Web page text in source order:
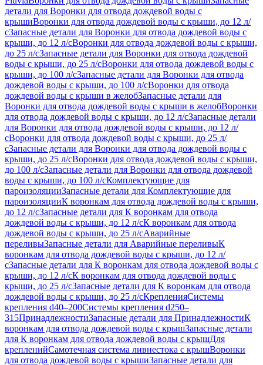
детали для Воронки для отвода дождевой воды с
крышиВоронки для отвода дождевой воды с крыши, до 12 л/
сЗапасные детали для Воронки для отвода дождевой воды с
крыши, до 12 л/сВоронки для отвода дождевой воды с крыши,
до 25 л/сЗапасные детали для Воронки для отвода дождевой
воды с крыши, до 25 л/сВоронки для отвода дождевой воды с
крыши, до 100 л/сЗапасные детали для Воронки для отвода
дождевой воды с крыши, до 100 л/сВоронки для отвода
дождевой воды с крыши в желобЗапасные детали для
Воронки для отвода дождевой воды с крыши в желобВоронки
для отвода дождевой воды с крыши, до 12 л/сЗапасные детали
для Воронки для отвода дождевой воды с крыши, до 12 л/
сВоронки для отвода дождевой воды с крыши, до 25 л/
сЗапасные детали для Воронки для отвода дождевой воды с
крыши, до 25 л/сВоронки для отвода дождевой воды с крыши,
до 100 л/сЗапасные детали для Воронки для отвода дождевой
воды с крыши, до 100 л/сКомплектующие для
пароизоляцииЗапасные детали для Комплектующие для
пароизоляцииК воронкам для отвода дождевой воды с крыши,
до 12 л/сЗапасные детали для К воронкам для отвода
дождевой воды с крыши, до 12 л/сК воронкам для отвода
дождевой воды с крыши, до 25 л/сАварийные
переливыЗапасные детали для Аварийные переливыК
воронкам для отвода дождевой воды с крыши, до 12 л/
сЗапасные детали для К воронкам для отвода дождевой воды с
крыши, до 12 л/сК воронкам для отвода дождевой воды с
крыши, до 25 л/сЗапасные детали для К воронкам для отвода
дождевой воды с крыши, до 25 л/сКрепленияСистемы
крепления d40–200Системы крепления d250–
315ПринадлежностиЗапасные детали для ПринадлежностиК
воронкам для отвода дождевой воды с крышЗапасные детали
для К воронкам для отвода дождевой воды с крышДля
крепленийСамотечная система ливнестока с крышВоронки
для отвода дождевой воды с крышиЗапасные детали для